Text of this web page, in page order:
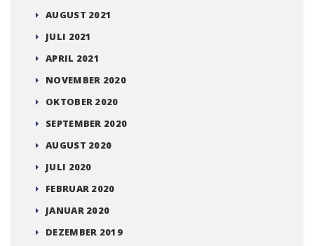
AUGUST 2021
JULI 2021
APRIL 2021
NOVEMBER 2020
OKTOBER 2020
SEPTEMBER 2020
AUGUST 2020
JULI 2020
FEBRUAR 2020
JANUAR 2020
DEZEMBER 2019